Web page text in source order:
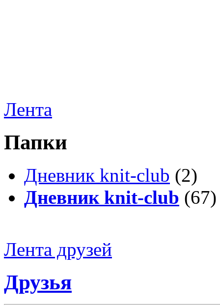
Лента
Папки
Дневник knit-club (2)
Дневник knit-club (67)
Лента друзей
Друзья